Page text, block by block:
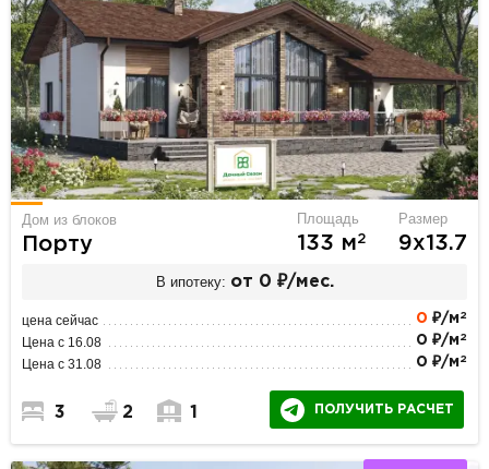
Дом из блоков
Порту
Площадь
133 м2
Размер
9х13.7
В ипотеку: от 0 ₽/мес.
цена сейчас 0 ₽/м 2
Цена с 16.08 0 ₽/м 2
Цена с 31.08 0 ₽/м 2
3 2 1 ПОЛУЧИТЬ РАСЧЕТ